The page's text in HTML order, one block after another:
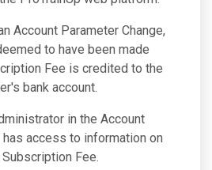
Account Parameter Change,
to have been made
Fee is credited to the
bank account.
in the Account
access to information on
Fee.